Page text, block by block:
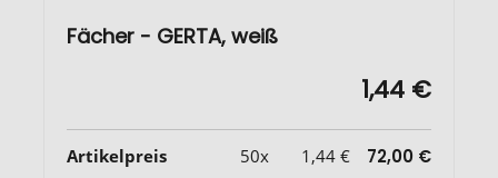
Fächer - GERTA, weiß
1,44 €
Artikelpreis 50x 1,44 € 72,00 €